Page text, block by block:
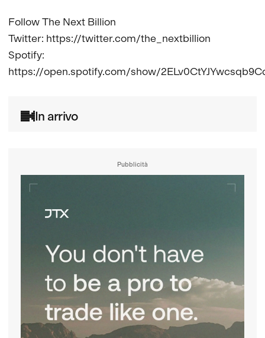
In arrivo
Follow The Next Billion
Twitter: https://twitter.com/the_nextbillion
Spotify:
https://open.spotify.com/show/
Pubblicità